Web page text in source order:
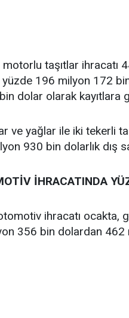
taşıtlar ihracatı
196 milyon 172
dolar olarak kayıtlara
ve yağlar ile iki tekerli
930 bin dolarlık dış
İHRACATINDA
ihracatı ocakta,
356 bin dolardan 462